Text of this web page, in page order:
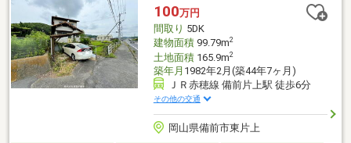
100万円
間取り 5DK
建物面積99.79m2
土地面積165.9m2
築年月 1982年2月(築44年7ヶ月)
ＪＲ赤穂線 備前片上駅 徒歩6分
その他の交通
岡山県備前市東片上